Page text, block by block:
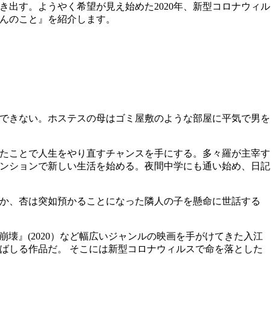
出す。ようやく希望が見え始めた2020年、新型コロナウィル
のこと』を紹介します。
きない。ホステスの母はゴミ屋敷のような部屋に平気で男を
ことで人生をやり直すチャンスを手にする。多々羅が主宰す
ションで新しい生活を始める。夜間中学にも通い始め、日記
、杏は突如預かることになった隣人の子を懸命に世話する
』(2020）など幅広いジャンルの映画を手がけてきた入江
しる作品だ。 そこには新型コロナウィルスで命を落とした